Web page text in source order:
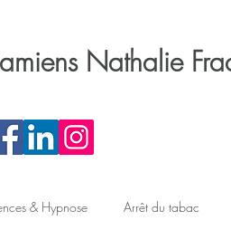
Nathalie
& Hypnose Arrêt du tabac